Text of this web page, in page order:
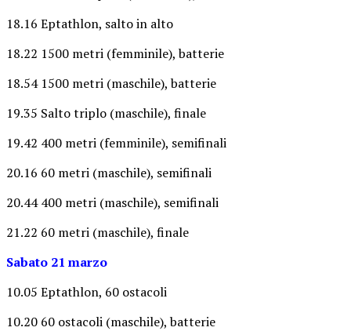
18.16 Eptathlon, salto in alto
18.22 1500 metri (femminile), batterie
18.54 1500 metri (maschile), batterie
19.35 Salto triplo (maschile), finale
19.42 400 metri (femminile), semifinali
20.16 60 metri (maschile), semifinali
20.44 400 metri (maschile), semifinali
21.22 60 metri (maschile), finale
Sabato 21 marzo
10.05 Eptathlon, 60 ostacoli
10.20 60 ostacoli (maschile), batterie